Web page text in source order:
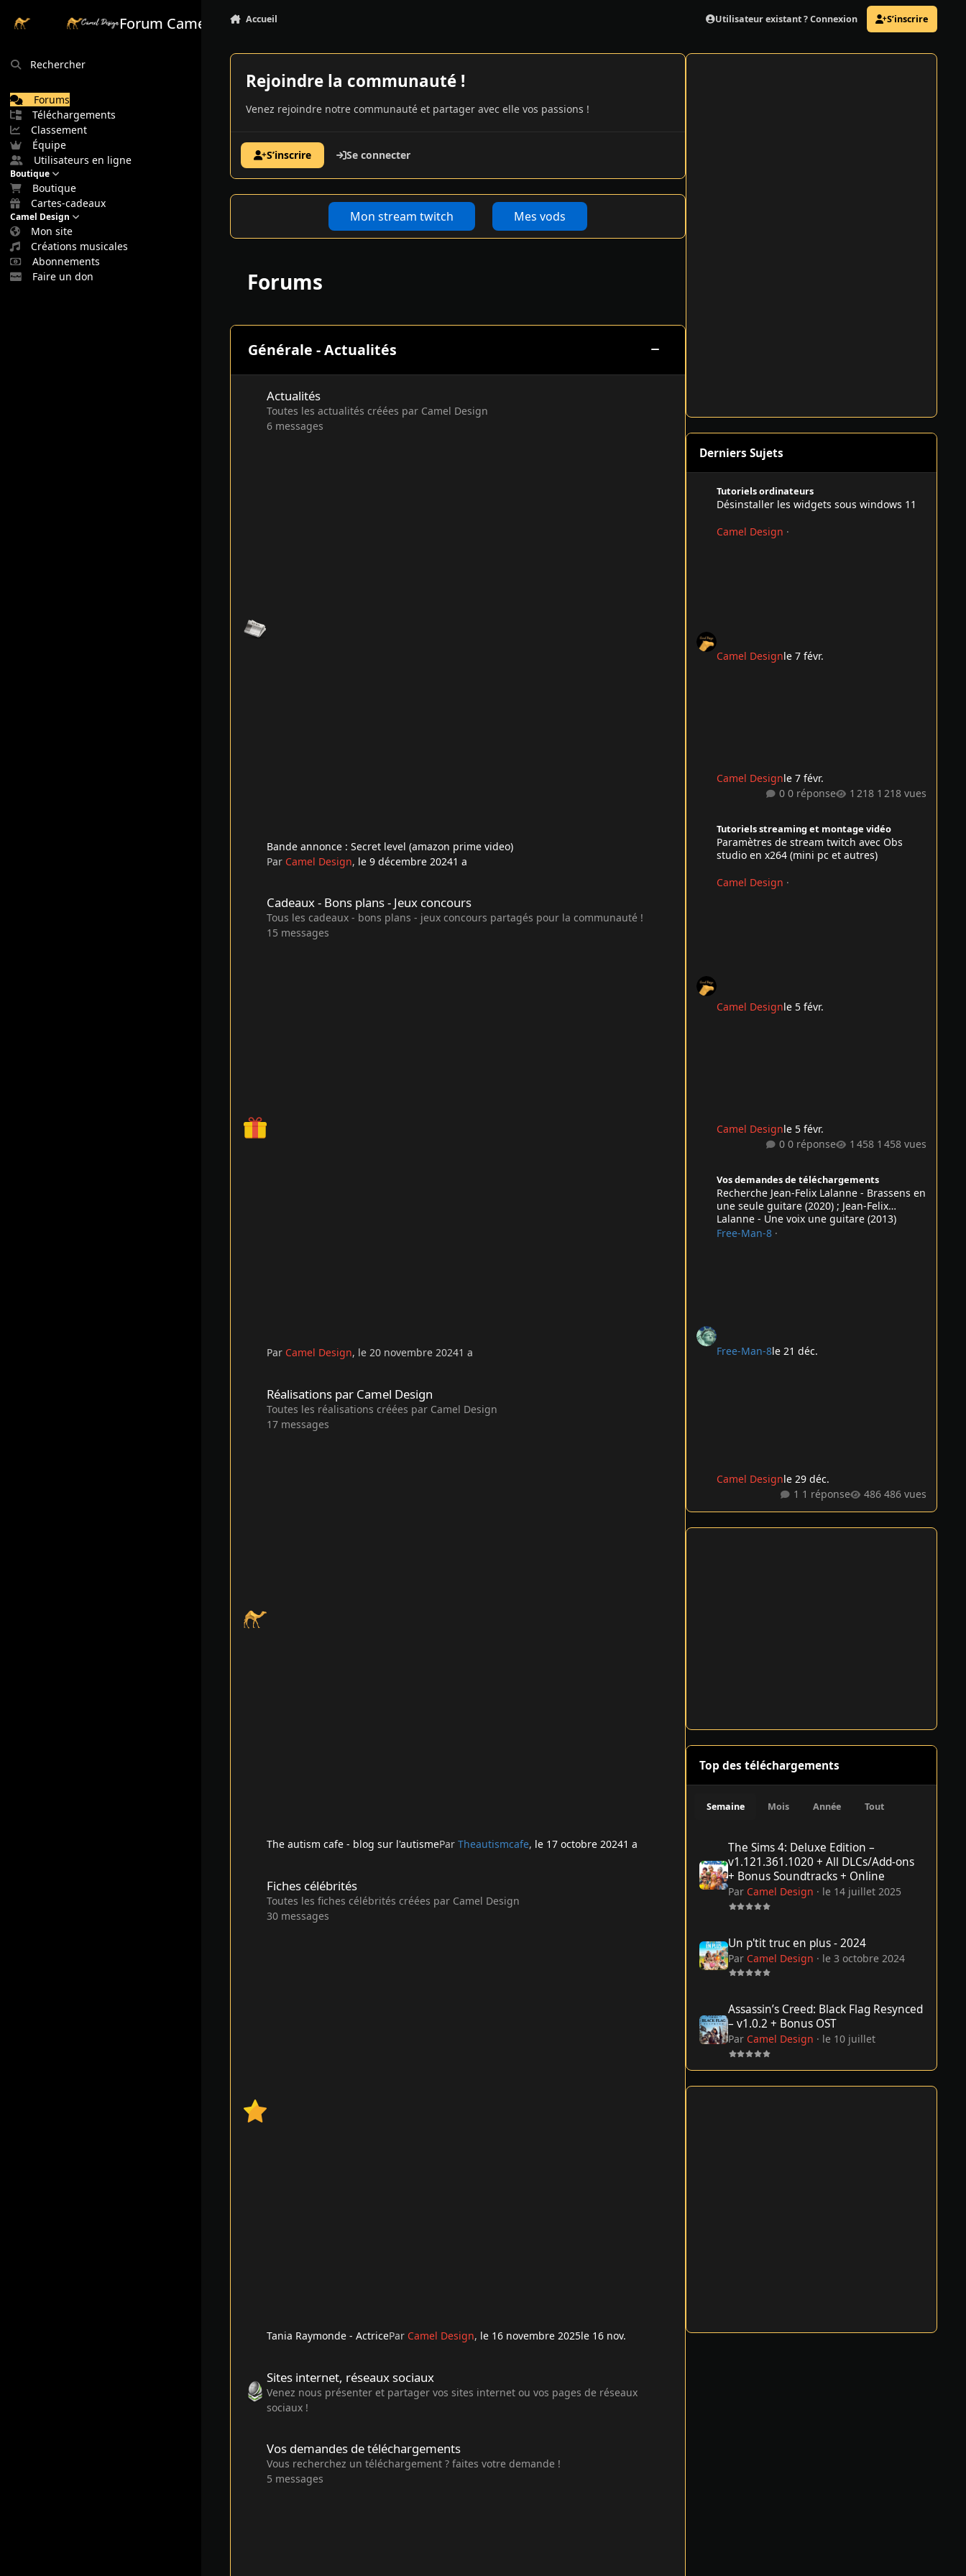
Forum Camel Design
Rechercher
Forums
Téléchargements
Classement
Équipe
Utilisateurs en ligne
Boutique
Boutique
Cartes-cadeaux
Camel Design
Mon site
Créations musicales
Abonnements
Faire un don
Accueil Utilisateur existant ? Connexion S’inscrire
Rejoindre la communauté !
Venez rejoindre notre communauté et partager avec elle vos passions !
S’inscrire Se connecter
Mon stream twitch Mes vods
Forums
Générale - Actualités
Actualités
Toutes les actualités créées par Camel Design
6 messages
Bande annonce : Secret level (amazon prime video)
Par Camel Design, le 9 décembre 20241 a
Cadeaux - Bons plans - Jeux concours
Tous les cadeaux - bons plans - jeux concours partagés pour la communauté !
15 messages
Par Camel Design, le 20 novembre 20241 a
Réalisations par Camel Design
Toutes les réalisations créées par Camel Design
17 messages
The autism cafe - blog sur l'autismeParTheautismcafe, le 17 octobre 20241 a
Fiches célébrités
Toutes les fiches célébrités créées par Camel Design
30 messages
Tania Raymonde - ActricePar Camel Design, le 16 novembre 2025le 16 nov.
Sites internet, réseaux sociaux
Venez nous présenter et partager vos sites internet ou vos pages de réseaux
sociaux !
Vos demandes de téléchargements
Vous recherchez un téléchargement ? faites votre demande !
5 messages
Derniers Sujets
Tutoriels ordinateurs
Désinstaller les widgets sous windows 11
Camel Design ·
0 réponse 1 218 vues
Camel Designle 7 févr.
Camel Designle 7 févr.
Tutoriels streaming et montage vidéo
Paramètres de stream twitch avec Obs
studio en x264 (mini pc et autres)
Camel Design ·
0 réponse 1 458 vues
Camel Designle 5 févr.
Camel Designle 5 févr.
Vos demandes de téléchargements
Recherche Jean-Felix Lalanne - Brassens en
une seule guitare (2020) ; Jean-Felix
Lalanne - Une voix une guitare (2013)
Free-Man-8·
1 réponse 486 vues
Free-Man-8le 21 déc.
Camel Designle 29 déc.
Top des téléchargements
Semaine Mois Année Tout
The Sims 4: Deluxe Edition –
v1.121.361.1020 + All DLCs/Add-ons
+ Bonus Soundtracks + Online
Par Camel Design · le 14 juillet 2025
Un p'tit truc en plus - 2024
Par Camel Design · le 3 octobre 2024
Assassin’s Creed: Black Flag Resynced
– v1.0.2 + Bonus OST
Par Camel Design · le 10 juillet